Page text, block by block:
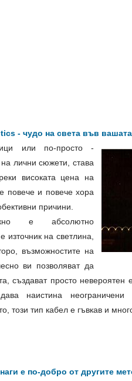
- чудо на света във
или по-просто -
лични сюжети, става
високата цена на
повече и повече хора
причини.
е абсолютно
източник на светлина,
възможностите на
ви позволяват да
създават просто невероятен
наистина
този тип кабел е гъвкав и
е по-добро от другите